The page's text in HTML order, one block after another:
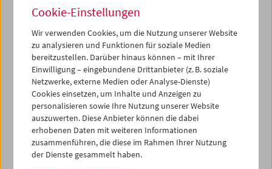
Freunde und Kollegen an John Cook (1935-2001). In der
oberen Reihe: Cooks Witwe Maria und seine Tochter
Hilary Cook (links) sowie Helmut Boselmann, Maria und
Hilary Cook, Susanne Schett und Michael Riebl (mittleres
Bild) und Danny Krausz (rechts).
ProgrammMärz 2006 - Tribute to John Cook
Cookie-Einstellungen
Wir verwenden Cookies, um die Nutzung unserer Website
zu analysieren und Funktionen für soziale Medien
bereitzustellen. Darüber hinaus können – mit Ihrer
Einwilligung – eingebundene Drittanbieter (z. B. soziale
Netzwerke, externe Medien oder Analyse-Dienste)
Cookies einsetzen, um Inhalte und Anzeigen zu
personalisieren sowie Ihre Nutzung unserer Website
auszuwerten. Diese Anbieter können die dabei
erhobenen Daten mit weiteren Informationen
zusammenführen, die diese im Rahmen Ihrer Nutzung
der Dienste gesammelt haben.